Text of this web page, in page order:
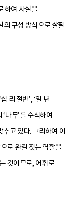
하여 사설을
구성 방식으로 살필
리 절반’, ‘일 년
‘나무’를 수식하여
고 있다. 그리하여 이
로 완결 짓는 역할을
것이므로, 어휘로